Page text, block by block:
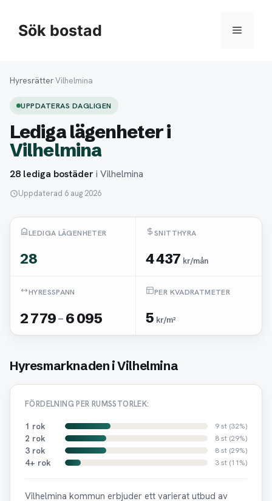
innehållSök bostad Meny
Hyresrätter›Vilhelmina
UPPDATERAS DAGLIGEN
Lediga lägenheter i
Vilhelmina
28 lediga bostäderi Vilhelmina
Uppdaterad 6 aug 2026
LEDIGA LÄGENHETER
28
SNITTHYRA
4 437 kr/mån
HYRESSPANN
2 779-6 095
PER KVADRATMETER
5 kr/m²
Hyresmarknaden i Vilhelmina
FÖRDELNING PER RUMSSTORLEK:
1 rok 9 st (32%)
2 rok 8 st (29%)
3 rok 8 st (29%)
4+ rok 3 st (11%)
Vilhelmina kommun erbjuder ett varierat utbud av